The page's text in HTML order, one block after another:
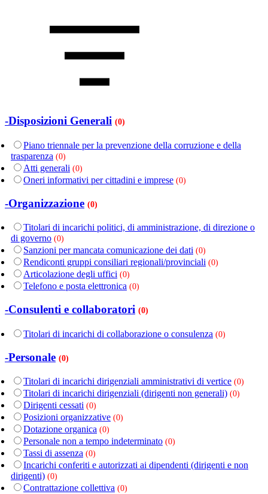
-Disposizioni Generali (0)
Piano triennale per la prevenzione della corruzione e della
trasparenza (0)
Atti generali (0)
Oneri informativi per cittadini e imprese (0)
-Organizzazione (0)
Titolari di incarichi politici, di amministrazione, di direzione o
di governo (0)
Sanzioni per mancata comunicazione dei dati (0)
Rendiconti gruppi consiliari regionali/provinciali (0)
Articolazione degli uffici (0)
Telefono e posta elettronica (0)
-Consulenti e collaboratori (0)
Titolari di incarichi di collaborazione o consulenza (0)
-Personale (0)
Titolari di incarichi dirigenziali amministrativi di vertice (0)
Titolari di incarichi dirigenziali (dirigenti non generali) (0)
Dirigenti cessati (0)
Posizioni organizzative (0)
Dotazione organica (0)
Personale non a tempo indeterminato (0)
Tassi di assenza (0)
Incarichi conferiti e autorizzati ai dipendenti (dirigenti e non
dirigenti) (0)
Contrattazione collettiva (0)